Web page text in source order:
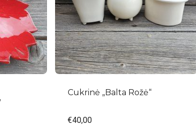
Cukrinė „Balta Rožė“
€40,00